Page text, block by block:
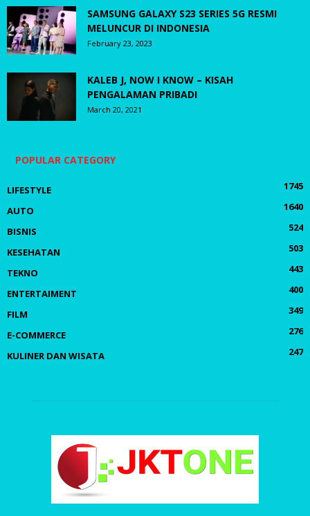
SAMSUNG GALAXY S23 SERIES 5G RESMI
MELUNCUR DI INDONESIA
February 23, 2023
KALEB J, NOW I KNOW – KISAH
PENGALAMAN PRIBADI
March 20, 2021
POPULAR CATEGORY
LIFESTYLE
1745
AUTO
1640
BISNIS
524
KESEHATAN
503
TEKNO
443
ENTERTAIMENT
400
FILM
349
E-COMMERCE
276
KULINER DAN WISATA
247